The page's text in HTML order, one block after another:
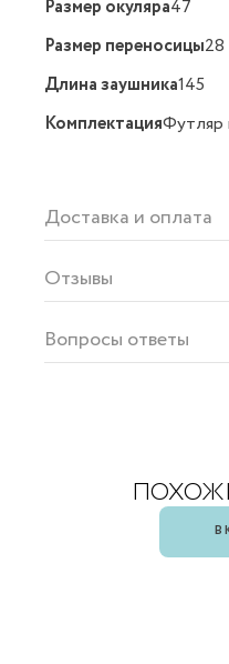
Размер окуляра47
Размер переносицы28
Длина заушника145
КомплектацияФутляр
Доставка и оплата
Отзывы
Вопросы ответы
В